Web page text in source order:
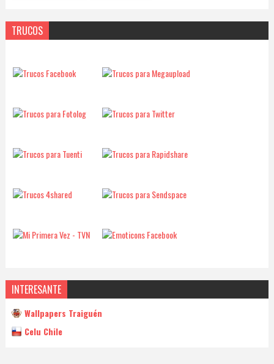
TRUCOS
INTERESANTE
Wallpapers Traiguén
Celu Chile